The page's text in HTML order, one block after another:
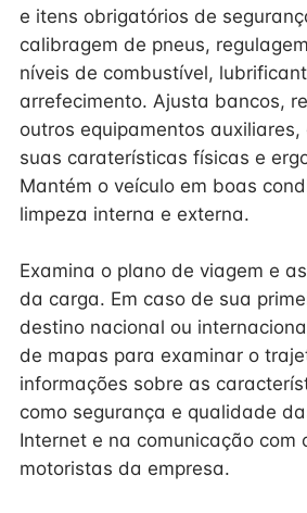
e itens obrigatórios de
calibragem de pneus,
níveis de combustível,
arrefecimento. Ajusta bancos,
outros equipamentos
suas caraterísticas físicas e
Mantém o veículo em boas
limpeza interna e externa.
Examina o plano de viagem e
da carga. Em caso de sua
destino nacional ou
de mapas para examinar o
informações sobre as
como segurança e qualidade
Internet e na comunicação com
motoristas da empresa.